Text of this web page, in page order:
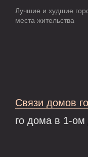
Лучшие и худшие
места жительства
Связи домов
го дома в 1-